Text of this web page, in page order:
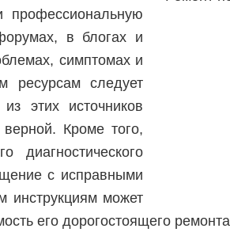
профессиональную
в блогах и
симптомах и
ресурсам следует
этих источников
Кроме того,
с исправными
инструкциям может
его дорогостоящего